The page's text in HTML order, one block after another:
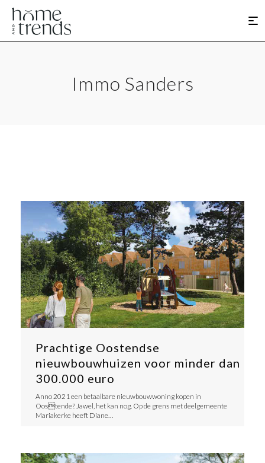
Immo Sanders
Prachtige Oostendse
nieuwbouwhuizen voor minder dan
300.000 euro
Anno 2021 een betaalbare nieuwbouwwoning kopen in
Oostende? Jawel, het kan nog. Op de grens met deelgemeente
Mariakerke heeft Diane…